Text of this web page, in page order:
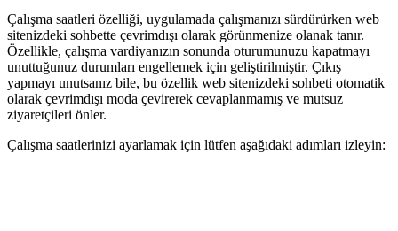
Çalışma saatleri özelliği, uygulamada çalışmanızı sürdürürken web
sitenizdeki sohbette çevrimdışı olarak görünmenize olanak tanır.
Özellikle, çalışma vardiyanızın sonunda oturumunuzu kapatmayı
unuttuğunuz durumları engellemek için geliştirilmiştir. Çıkış
yapmayı unutsanız bile, bu özellik web sitenizdeki sohbeti otomatik
olarak çevrimdışı moda çevirerek cevaplanmamış ve mutsuz
ziyaretçileri önler.
Çalışma saatlerinizi ayarlamak için lütfen aşağıdaki adımları izleyin: